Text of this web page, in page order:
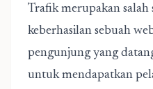
Trafik merupakan
keberhasilan sebuah
pengunjung yang
untuk mendapatkan